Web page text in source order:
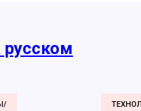
русском